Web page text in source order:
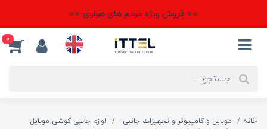
⭐⭐ فروش ویژه مودم های هواوی ⭐⭐
0
خانه موبایل و کامپیوتر و تجهیزات جانبی
لوازم جانبی گوشی موبایل